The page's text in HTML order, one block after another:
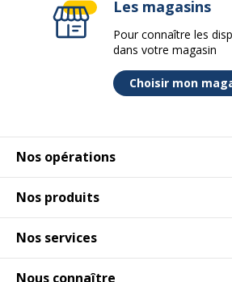
Nos opérations
Nos produits
Nos services
Nous connaître
Les magasins
Pour connaître les
dans votre magasin
Choisir mon